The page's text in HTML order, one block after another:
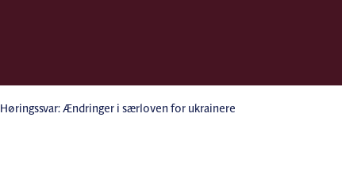
Høringssvar: Ændringer i særloven for ukrainere